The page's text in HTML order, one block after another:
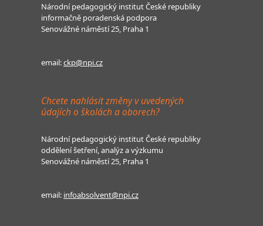
Národní pedagogický institut České republiky
informačně poradenská podpora
Senovážné náměstí 25, Praha 1
email:ckp@npi.cz
Chcete nahlásit změny v uvedených
údajích o školách a oborech?
Národní pedagogický institut České republiky
oddělení šetření, analýz a výzkumu
Senovážné náměstí 25, Praha 1
email: infoabsolvent@npi.cz